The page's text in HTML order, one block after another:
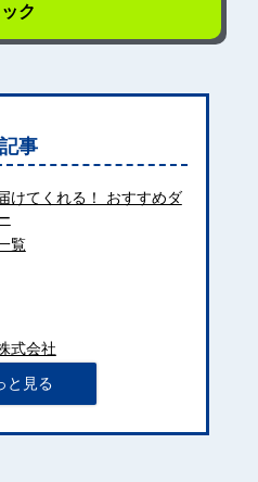
ク
事
けてくれる！ おすすめダ
覧
式会社
社